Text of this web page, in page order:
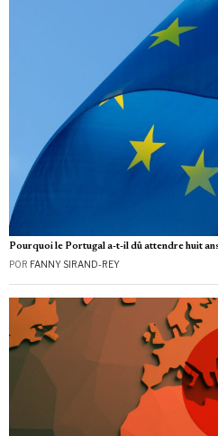
Pourquoi le Portugal a-t-il dû attendre huit
POR FANNY SIRAND-REY